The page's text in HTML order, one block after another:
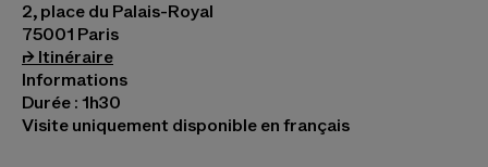
2, place du Palais-Royal
75001 Paris
⮣ Itinéraire(s’ouvre dans un nouvel onglet)
Informations
Durée : 1h30
Visite uniquement disponible en français